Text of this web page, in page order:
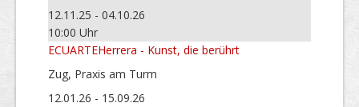
12.11.25 - 04.10.26
10:00 Uhr
ECUARTEHerrera - Kunst, die berührt
Zug, Praxis am Turm
12.01.26 - 15.09.26